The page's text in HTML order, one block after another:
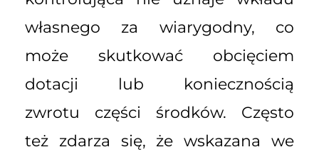
własnego za wiarygodny, co
może skutkować obcięciem
dotacji lub koniecznością
zwrotu części środków. Często
też zdarza się, że wskazana we